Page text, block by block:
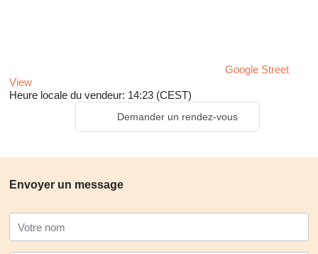
Google Street
View
Heure locale du vendeur: 14:23 (CEST)
Demander un rendez-vous
Envoyer un message